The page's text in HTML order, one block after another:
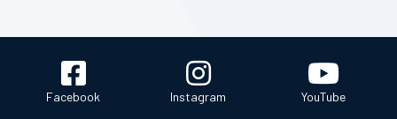
Facebook Instagram YouTube